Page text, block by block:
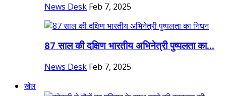
News Desk Feb 7, 2025
87 साल की दक्षिण भारतीय अभिनेत्री पुष्पलता का...
News Desk Feb 7, 2025
खेल